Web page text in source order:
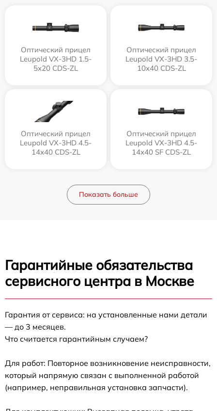
Оптический прицел
Leupold VX-3HD 1.5-
5x20 CDS-ZL
Оптический прицел
Leupold VX-3HD 3.5-
10x40 CDS-ZL
Оптический прицел
Leupold VX-3HD 4.5-
14x40 CDS-ZL
Оптический прицел
Leupold VX-3HD 4.5-
14x40 SF CDS-ZL
Показать больше
Гарантийные обязательства
сервисного центра в Москве
Гарантия от сервиса: на установленные нами детали
— до 3 месяцев.
Что считается гарантийным случаем?
Для работ: Повторное возникновение неисправности,
который напрямую связан с выполненной работой
(например, неправильная установка запчасти).